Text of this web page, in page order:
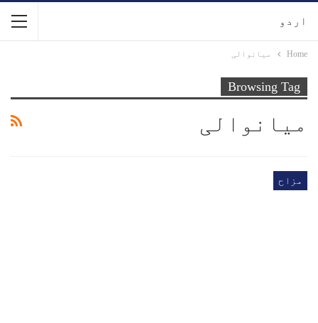
اردو
Home میانوالی
Browsing Tag
میانوالی
مزاح